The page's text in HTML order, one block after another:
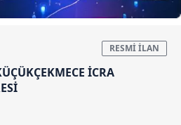
amacıyla
sitemizin daha işlevsel
ve sizlere yönelik
yapılması, amaçlarıyla
dahilinde kullanılacaktır.
aşağıda yer alan panel
İCRA